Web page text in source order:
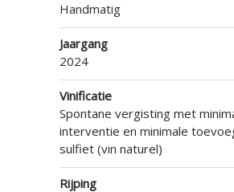
Handmatig
Jaargang
2024
Vinificatie
Spontane vergisting met
interventie en minimale
sulfiet (vin naturel)
Rijping